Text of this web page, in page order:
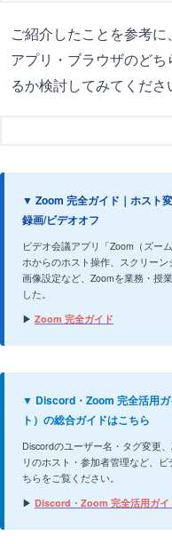
ご紹介したことを参考に
アプリ・ブラウザのど
るか検討してみてくださ
▼ Zoom 完全ガイド｜ホスト
録画/ビデオオフ
ビデオ会議アプリ「Zoom（ズー
ホからのホスト操作、スクリー
画像設定など、Zoomを業務・授
した。
▶ Zoom 完全ガイド
▼ Discord・Zoom 完全活用ガ
ト）の総合ガイドはこちら
Discordのユーザー名・タグ変更
リのホスト・参加者管理など、
ちらをご覧ください。
▶ Discord・Zoom 完全活用ガイ